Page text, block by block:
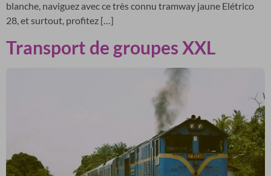
blanche, naviguez avec ce très connu tramway jaune Elétrico
28, et surtout, profitez […]
Transport de groupes XXL